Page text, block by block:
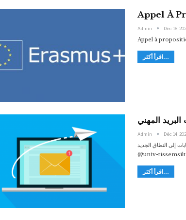
Appel À
Admin Déc 16,
Appel à
اقرأ أكثر...
المهني
Admin Déc 14,
إلى النطاق الجديد
اقرأ أكثر...